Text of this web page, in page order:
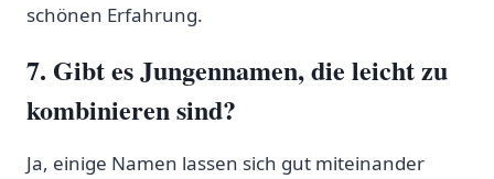
schönen‍ Erfahrung.
7. Gibt⁣ es Jungennamen, die leicht zu
kombinieren sind?
Ja, einige Namen lassen sich gut miteinander